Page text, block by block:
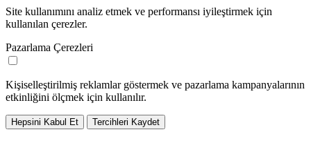
Site kullanımını analiz etmek ve performansı iyileştirmek için
kullanılan çerezler.
Pazarlama Çerezleri
Kişiselleştirilmiş reklamlar göstermek ve pazarlama kampanyalarının
etkinliğini ölçmek için kullanılır.
Hepsini Kabul Et Tercihleri Kaydet